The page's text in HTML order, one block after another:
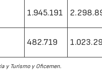
1.945.191
482.719
y Turismo y Oficemen.